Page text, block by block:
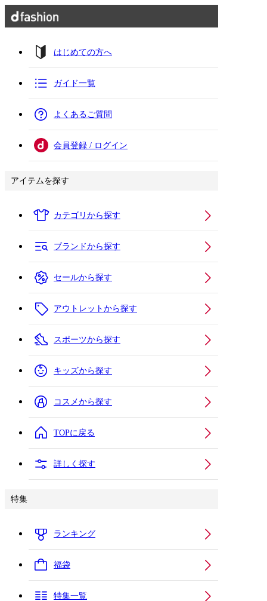
はじめての方へ
ガイド一覧
よくあるご質問
会員登録 / ログイン
アイテムを探す
カテゴリから探す
ブランドから探す
セールから探す
アウトレットから探す
スポーツから探す
キッズから探す
コスメから探す
TOPに戻る
詳しく探す
特集
ランキング
福袋
特集一覧